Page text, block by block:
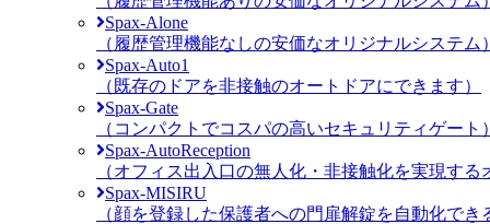
Spax-Alone
（履歴管理機能なしの安価なオリジナルシステム）
Spax-Auto1
（既存のドアを非接触のオートドアにできます）
Spax-Gate
（コンパクトでコスパの高いセキュリティゲート）
Spax-AutoReception
（オフィス出入口の無人化・非接触化を実現する
Spax-MISIRU
（顔を登録した保護者への門扉解錠を自動化でき